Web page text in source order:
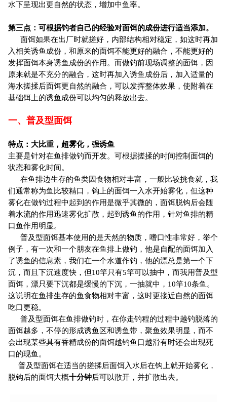
水下呈现出更自然的状态，增加中鱼率。
第三点：可根据钓者自己的经验对面饵的成份进行适当添加。
面饵如果在出厂时就搓好，内部结构相对稳定，如这时再加
入相关诱鱼成份，和原来的面饵不能更好的融合，不能更好的
发挥面饵本身诱鱼成份的作用。而做钓前现场调整的面饵，因
原来就是不充分的融合，这时再加入诱鱼成份后，加入适量的
海水搓揉后面饵更自然的融合，可以发挥整体效果，使附着在
基础饵上的诱鱼成份可以均匀的释放出去。
一、普及型面饵
特点：大比重，超雾化，强诱鱼
主要是针对在鱼排做钓而开发。可根据搓揉的时间控制面饵的
状态和雾化时间。
在鱼排边生存的鱼类因食物相对丰富，一般比较挑食就，我
们通常称为鱼比较精口，钩上的面饵一入水开始雾化，但这种
雾化在做钓过程中起到的作用是微乎其微的，面饵脱钩后会随
着水流的作用迅速雾化扩散，起到诱鱼的作用，针对鱼排的精
口鱼作用明显。
普及型面饵基本使用的是天然的物质，嗜口性非常好，举个
例子，有一次和一个朋友在鱼排上做钓，他是自配的面饵加入
了诱鱼的信息素，我们在一个水道作钓，他的漂总是第一个下
沉，而且下沉速度快，但10竿只有5竿可以抽中，而我用普及型
面饵，漂只要下沉都是缓慢的下沉，一抽就中，10竿10条鱼。
这说明在鱼排生存的鱼食物相对丰富，这时更接近自然的面饵
吃口更稳。
普及型面饵在鱼排做钓时，在你走钓程的过程中越钓脱落的
面饵越多，不停的形成诱鱼区和诱鱼带，聚鱼效果明显，而不
会出现某些具有香精成份的面饵越钓鱼口越滑有时还会出现死
口的现鱼。
普及型面饵在适当的搓揉后面饵入水后在钩上就开始雾化，
脱钩后的面饵大概十分钟后可以散开，并扩散出去。